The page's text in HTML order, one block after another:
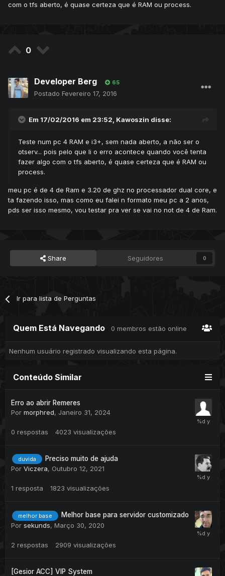
com o tfs aberto, é quase certeza que é RAM ou process.
0
Developer Berg 65
Postado Fevereiro 17, 2016
Em 17/02/2016 em 23:52, Kawoszin disse:
Teste num pc 4 RAM e i3+, sem nada aberto, a não ser o
otserv... pois pelo que li o erro acontece quando você tenta
fazer algo com o tfs aberto, é quase certeza que é RAM ou
process.
meu pc é de 4 de Ram e 3.20 de ghz no processador dual core, e
ta fazendo isso, mas como eu falei n formato meu pc a 2 anos,
pds ser isso mesmo, vou testar pra ver se vai no not de 4 de Ram.
Share Seguidores 0
Ir para lista de Perguntas
Quem Está Navegando 0 membros estão online
Nenhum usuário registrado visualizando esta página.
Conteúdo Similar
Erro ao abrir Remeres
Por morphred, Janeiro 31, 2024
0 respostas 4023 visualizações
duvida
Preciso muito de ajuda
Por Viczera, Outubro 12, 2021
1 resposta 1823 visualizações
melhor base
Melhor base para servidor customizado
Por sekunds, Março 30, 2020
2 respostas 2909 visualizações
[Gesior ACC] VIP System